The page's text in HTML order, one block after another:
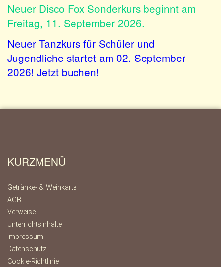
Neuer Disco Fox Sonderkurs beginnt am
Freitag, 11. September 2026.
Neuer Tanzkurs für Schüler und
Jugendliche startet am 02. September
2026! Jetzt buchen!
KURZMENÜ
Getränke- & Weinkarte
AGB
Verweise
Unterrichtsinhalte
Impressum
Datenschutz
Cookie-Richtlinie